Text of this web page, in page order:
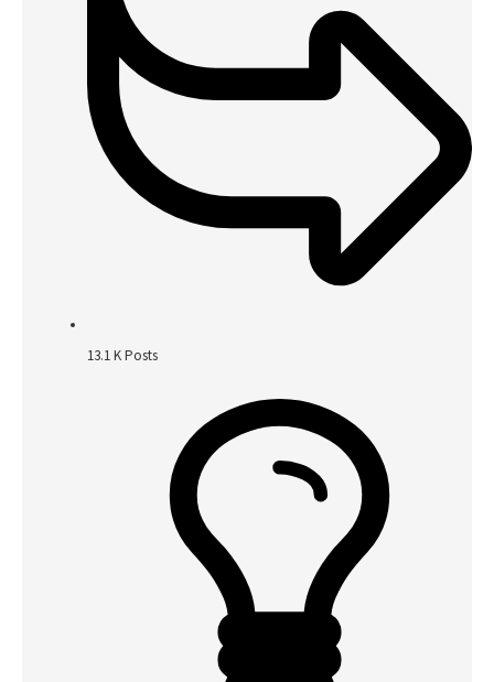
13.1 KPosts